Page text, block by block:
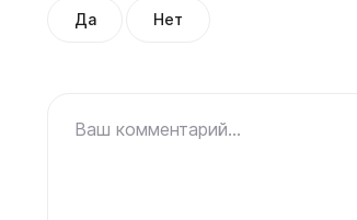
Да Нет
Ваш комментарий...